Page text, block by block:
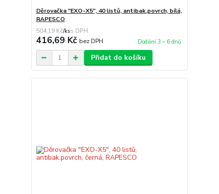
Děrovačka "EXO-X5", 40 listů, antibak.povrch, bílá,
RAPESCO
504,19 Kč/ks
416,69 Kč bez DPH Dodání 3 – 6 dnů
Přidat do košíku